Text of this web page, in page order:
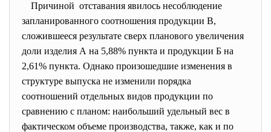
Причиной отставания явилось несоблюдение
запланированного соотношения продукции В,
сложившееся результате сверх планового увеличения
доли изделия А на 5,88% пункта и продукции Б на
2,61% пункта. Однако произошедшие изменения в
структуре выпуска не изменили порядка
соотношений отдельных видов продукции по
сравнению с планом: наибольший удельный вес в
фактическом объеме производства, также, как и по